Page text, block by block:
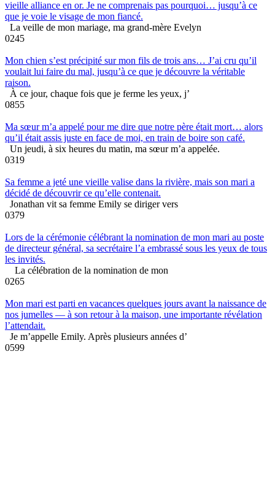
vieille alliance en or. Je ne comprenais pas pourquoi… jusqu’à ce
que je voie le visage de mon fiancé.
La veille de mon mariage, ma grand-mère Evelyn
0245
Mon chien s’est précipité sur mon fils de trois ans… J’ai cru qu’il
voulait lui faire du mal, jusqu’à ce que je découvre la véritable
raison.
À ce jour, chaque fois que je ferme les yeux, j’
0855
Ma sœur m’a appelé pour me dire que notre père était mort… alors
qu’il était assis juste en face de moi, en train de boire son café.
Un jeudi, à six heures du matin, ma sœur m’a appelée.
0319
Sa femme a jeté une vieille valise dans la rivière, mais son mari a
décidé de découvrir ce qu’elle contenait.
Jonathan vit sa femme Emily se diriger vers
0379
Lors de la cérémonie célébrant la nomination de mon mari au poste
de directeur général, sa secrétaire l’a embrassé sous les yeux de tous
les invités.
La célébration de la nomination de mon
0265
Mon mari est parti en vacances quelques jours avant la naissance de
nos jumelles — à son retour à la maison, une importante révélation
l’attendait.
Je m’appelle Emily. Après plusieurs années d’
0599